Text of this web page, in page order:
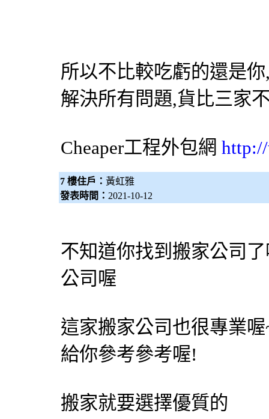
所以不比較吃虧的還是
解決所有問題,貨比三家
Cheaper工程外包網
7 樓住戶： 黃虹雅
發表時間： 2021-10-12
不知道你找到搬家公司
公司喔
這家搬家公司也很專業
給你參考參考喔!
搬家就要選擇優質的